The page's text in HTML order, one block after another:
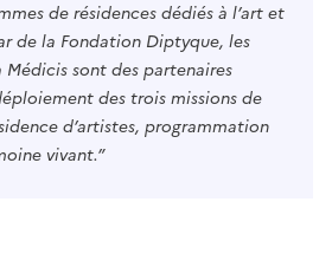
de résidences dédiés à l’art et
de la Fondation Diptyque, les
sont des partenaires
des trois missions de
d’artistes, programmation
vivant.”